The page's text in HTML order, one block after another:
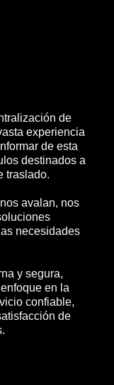
de
experiencia
de esta
destinados a
traslado.
avalan, nos
necesidades
y segura,
en la
confiable,
de